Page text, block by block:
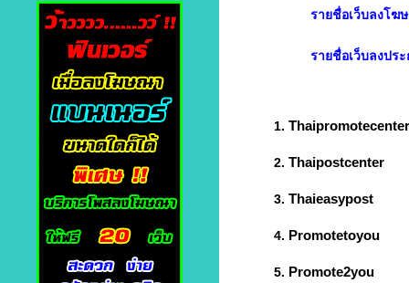
รายชื่อเว็บลงโฆ
รายชื่อเว็บลงปร
1. Thaipromotecenter
2. Thaipostcenter
3. Thaieasypost
4. Promotetoyou
5. Promote2you